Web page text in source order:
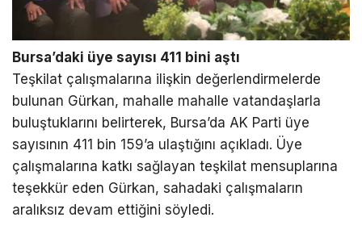
Bursa’daki üye sayısı 411 bini aştı
Teşkilat çalışmalarına ilişkin değerlendirmelerde
bulunan Gürkan, mahalle mahalle vatandaşlarla
buluştuklarını belirterek, Bursa’da AK Parti üye
sayısının 411 bin 159’a ulaştığını açıkladı. Üye
çalışmalarına katkı sağlayan teşkilat mensuplarına
teşekkür eden Gürkan, sahadaki çalışmaların
aralıksız devam ettiğini söyledi.